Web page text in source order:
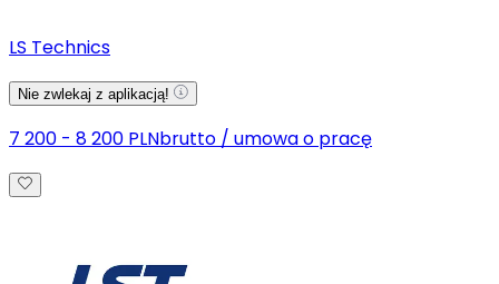
LS Technics
Nie zwlekaj z aplikacją!
7 200 - 8 200 PLNbrutto / umowa o pracę